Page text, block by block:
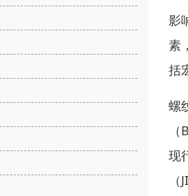
影
素
括
螺
现